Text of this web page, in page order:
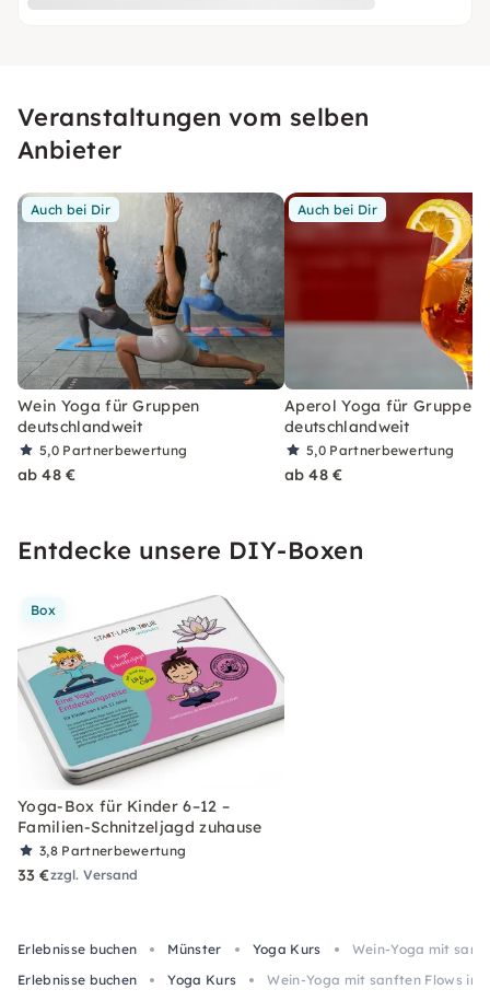
Veranstaltungen vom selben
Anbieter
Auch bei Dir
Wein Yoga für Gruppen
deutschlandweit
5,0 Partnerbewertung
ab 48 €
Auch bei Dir
Aperol Yoga für Gruppen
deutschlandweit
5,0 Partnerbewertung
ab 48 €
Entdecke unsere DIY-Boxen
Box
Yoga-Box für Kinder 6–12 –
Familien-Schnitzeljagd zuhause
3,8 Partnerbewertung
33 €zzgl. Versand
Erlebnisse buchen Münster Yoga Kurs
Wein-Yoga mit
Erlebnisse buchen
Yoga Kurs Wein-Yoga mit sanften Flows in